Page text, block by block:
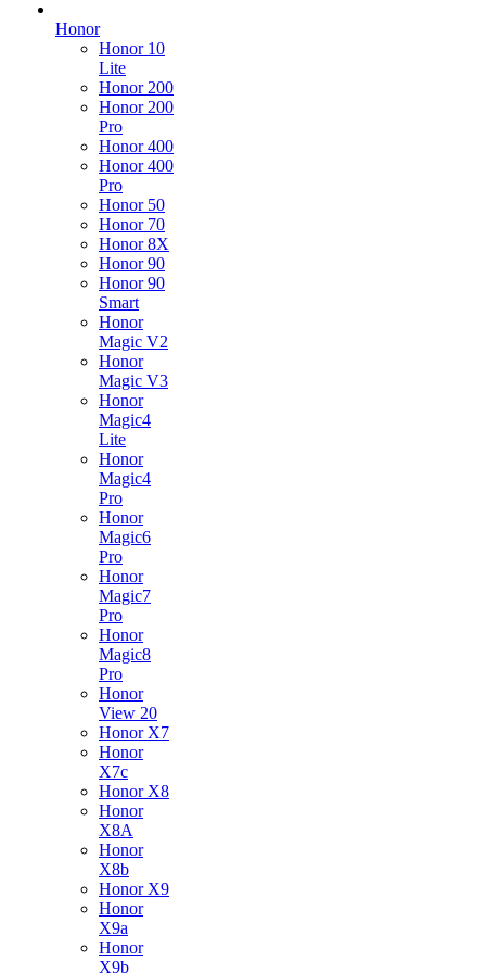
Honor
Honor 10
Lite
Honor 200
Honor 200
Pro
Honor 400
Honor 400
Pro
Honor 50
Honor 70
Honor 8X
Honor 90
Honor 90
Smart
Honor
Magic V2
Honor
Magic V3
Honor
Magic4
Lite
Honor
Magic4
Pro
Honor
Magic6
Pro
Honor
Magic7
Pro
Honor
Magic8
Pro
Honor
View 20
Honor X7
Honor
X7c
Honor X8
Honor
X8A
Honor
X8b
Honor X9
Honor
X9a
Honor
X9b